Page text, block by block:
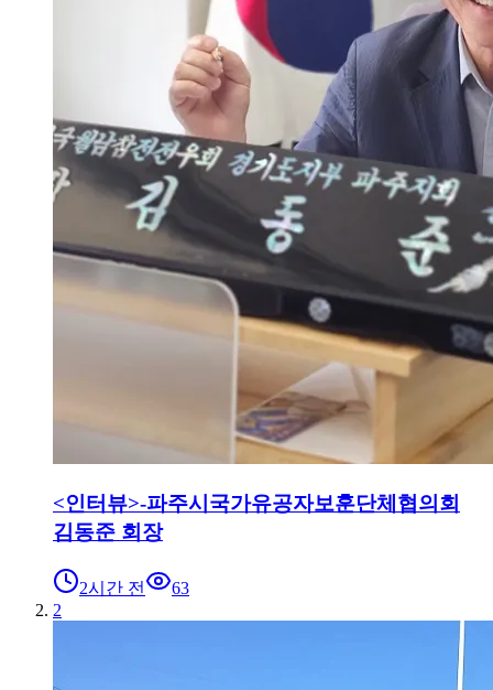
<인터뷰>-파주시국가유공자보훈단체협의회
김동준 회장
2시간 전
63
2